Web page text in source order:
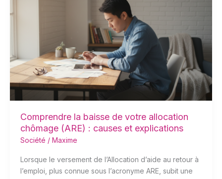
Comprendre la baisse de votre allocation
chômage (ARE) : causes et explications
Société / Maxime
Lorsque le versement de l’Allocation d’aide au retour à
l’emploi, plus connue sous l’acronyme ARE, subit une
chômage
(ARE)
:
causes
explications